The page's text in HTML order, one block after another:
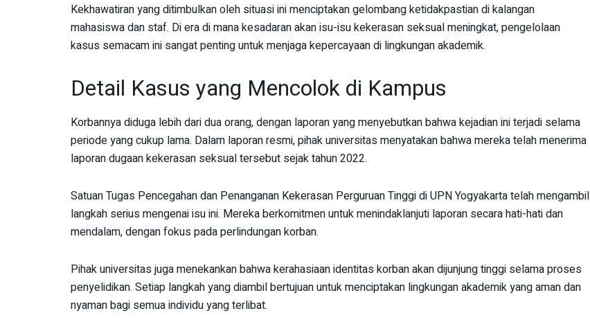
Kekhawatiran yang ditimbulkan oleh situasi ini menciptakan gelombang ketidakpastian di kalangan
mahasiswa dan staf. Di era di mana kesadaran akan isu-isu kekerasan seksual meningkat, pengelolaan
kasus semacam ini sangat penting untuk menjaga kepercayaan di lingkungan akademik.
Detail Kasus yang Mencolok di Kampus
Korbannya diduga lebih dari dua orang, dengan laporan yang menyebutkan bahwa kejadian ini terjadi selama
periode yang cukup lama. Dalam laporan resmi, pihak universitas menyatakan bahwa mereka telah menerima
laporan dugaan kekerasan seksual tersebut sejak tahun 2022.
Satuan Tugas Pencegahan dan Penanganan Kekerasan Perguruan Tinggi di UPN Yogyakarta telah mengambil
langkah serius mengenai isu ini. Mereka berkomitmen untuk menindaklanjuti laporan secara hati-hati dan
mendalam, dengan fokus pada perlindungan korban.
Pihak universitas juga menekankan bahwa kerahasiaan identitas korban akan dijunjung tinggi selama proses
penyelidikan. Setiap langkah yang diambil bertujuan untuk menciptakan lingkungan akademik yang aman dan
nyaman bagi semua individu yang terlibat.